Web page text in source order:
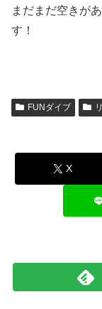
まだまだ空きが
す！
FUNダイブ
X